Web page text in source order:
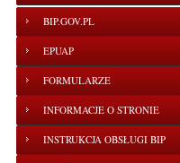
BIP.GOV.PL
EPUAP
FORMULARZE
INFORMACJE O STRONIE
INSTRUKCJA OBSŁUGI BIP